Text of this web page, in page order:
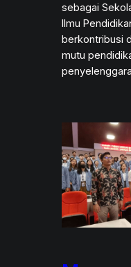
sebagai
Ilmu
berkontribusi
mutu